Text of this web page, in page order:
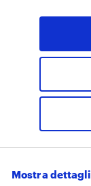
Mostra dettagli